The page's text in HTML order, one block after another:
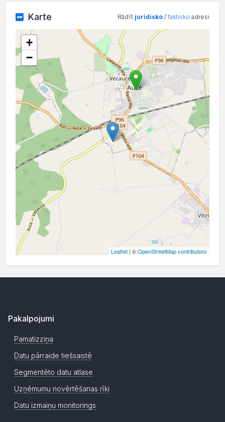
Karte Rādīt juridisko /faktisko adresi
+
−
Leaflet | ©OpenStreetMap contributors
Pakalpojumi
Pamatizziņa
Datu pārraide tiešsaistē
Segmentēto datu atlase
Uzņēmumu novērtēšanas rīki
Datu izmaiņu monitorings